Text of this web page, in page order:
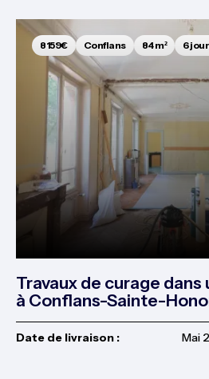
8159€ Conflans 84 m² 6
Travaux de curage
à Conflans-Sainte-
Date de livraison : Mai